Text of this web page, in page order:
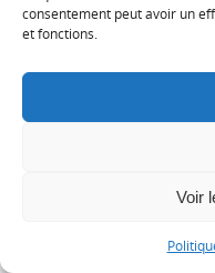
consentement peut avoir un
et fonctions.
Voir
Compatibilité
Fonctionnalités du
Fiabilité des